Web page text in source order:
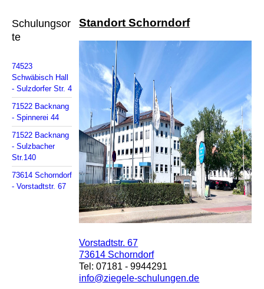
Schulungsor
te
74523
Schwäbisch Hall
- Sulzdorfer Str. 4
71522 Backnang
- Spinnerei 44
71522 Backnang
- Sulzbacher
Str.140
73614 Schorndorf
- Vorstadtstr. 67
Standort Schorndorf
Vorstadtstr. 67
73614 Schorndorf
Tel: 07181 - 9944291
info@ziegele-schulungen.de